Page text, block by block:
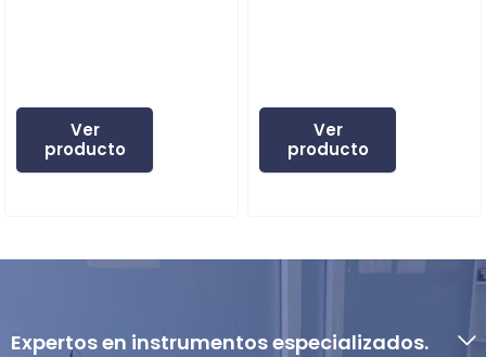
Ver
producto
Ver
producto
Expertos en instrumentos especializados.